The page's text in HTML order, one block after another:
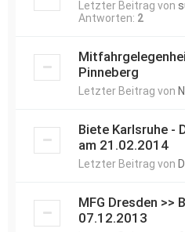
Letzter Beitrag von
Antworten: 2
Pinneberg
Letzter Beitrag von
Biete Karlsruhe -
am 21.02.2014
Letzter Beitrag von
MFG Dresden >>
07.12.2013